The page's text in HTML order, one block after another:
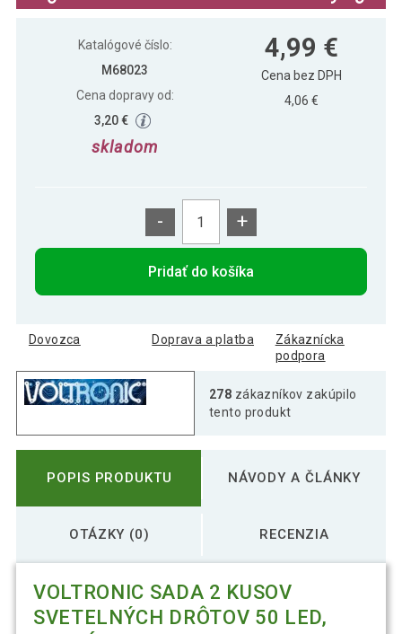
Katalógové číslo:
M68023
Cena dopravy od:
3,20 €
skladom
4,99 €
Cena bez DPH
4,06 €
- +
Pridať do košíka
Dovozca Doprava a platba
Zákaznícka
podpora
278 zákazníkov zakúpilo
tento produkt
POPIS PRODUKTU NÁVODY A ČLÁNKY
OTÁZKY (0) RECENZIA
VOLTRONIC SADA 2 KUSOV
SVETELNÝCH DRÔTOV 50 LED,